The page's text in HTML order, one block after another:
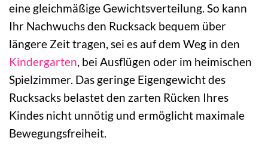
eine gleichmäßige Gewichtsverteilung. So kann
Ihr Nachwuchs den Rucksack bequem über
längere Zeit tragen, sei es auf dem Weg in den
Kindergarten , bei Ausflügen oder im heimischen
Spielzimmer. Das geringe Eigengewicht des
Rucksacks belastet den zarten Rücken Ihres
Kindes nicht unnötig und ermöglicht maximale
Bewegungsfreiheit.